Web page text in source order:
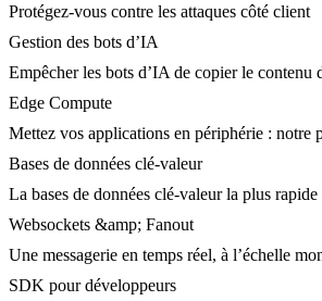
Protégez-vous contre les attaques côté client
Gestion des bots d’IA
Empêcher les bots d’IA de copier le contenu
Edge Compute
Mettez vos applications en périphérie : notre
Bases de données clé-valeur
La bases de données clé-valeur la plus
Websockets &amp; Fanout
Une messagerie en temps réel, à l’échelle
SDK pour développeurs